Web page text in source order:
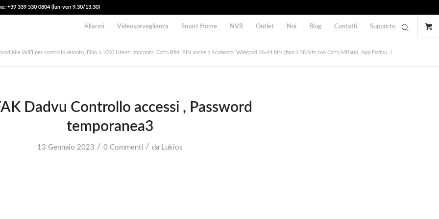
+39 339 530 0804 (lun-ven 9.30/13.30)
Allarmi Videosorveglianza Smart Home NVR Outlet Noi Blog Contatti Supporto
WIFI per controllo remoto, Fino a 1000 Utenti Impronta, Carta Rfid, PIN anche a Scadenza, Wiegand 26-44 bits (fino a 58 bits con Carta Mifare), App Dadvu
/
Dadvu Controllo accessi , Password
temporanea3
13 Gennaio 2023 / 0 Commenti / da Lukios